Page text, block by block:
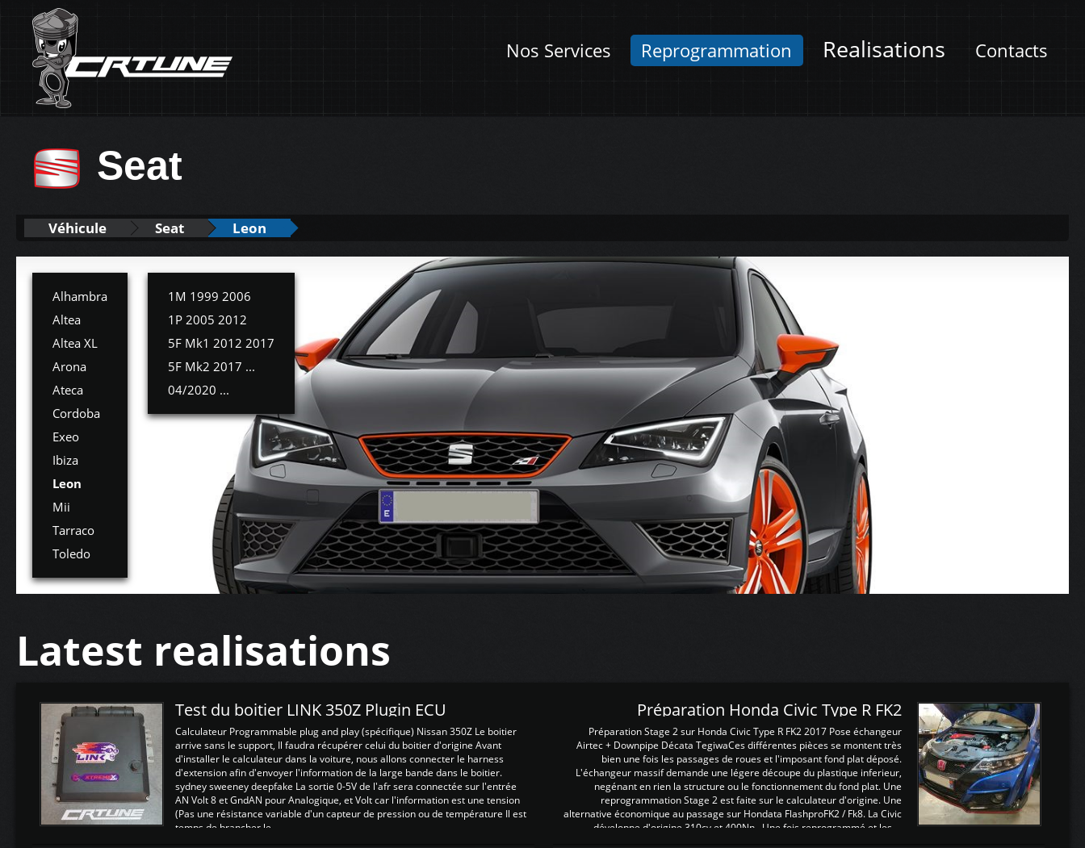
Nos Services Reprogrammation Realisations Contacts
Seat
Véhicule Seat Leon
Alhambra
Altea
Altea XL
Arona
Ateca
Cordoba
Exeo
Ibiza
Leon
Mii
Tarraco
Toledo
1M 1999 2006
1P 2005 2012
5F Mk1 2012 2017
5F Mk2 2017 ...
04/2020 ...
Latest realisations
Test du boitier LINK 350Z Plugin ECU
Calculateur Programmable plug and play (spécifique) Nissan 350Z Le boitier
arrive sans le support, Il faudra récupérer celui du boitier d'origine Avant
d'installer le calculateur dans la voiture, nous allons connecter le harness
d'extension afin d'envoyer l'information de la large bande dans le boitier.
sydney sweeney deepfake La sortie 0-5V de l'afr sera connectée sur l'entrée
AN Volt 8 et GndAN pour Analogique, et Volt car l'information est une tension
(Pas une résistance variable d'un capteur de pression ou de température Il est
temps de brancher le ...
Préparation Honda Civic Type R FK2
Préparation Stage 2 sur Honda Civic Type R FK2 2017 Pose échangeur
Airtec + Downpipe Décata TegiwaCes différentes pièces se montent très
bien une fois les passages de roues et l'imposant fond plat déposé.
L'échangeur massif demande une légere découpe du plastique inferieur,
negénant en rien la structure ou le fonctionnement du fond plat. Une
reprogrammation Stage 2 est faite sur le calculateur d'origine. Une
alternative économique au passage sur Hondata FlashproFK2 / Fk8. La Civic
développe d'origine 310cv et 400Nn , Une fois reprogrammé et les ...